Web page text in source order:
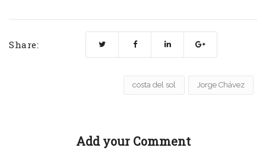
Share:
costa del sol Jorge Chávez
Add your Comment